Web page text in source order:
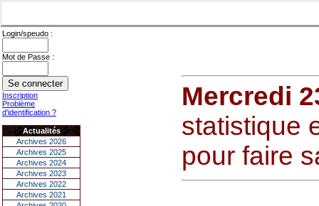
Login/speudo :
Mot de Passe :
Inscription
Problème
d'identification ?
Actualités
Archives 2026
Archives 2025
Archives 2024
Archives 2023
Archives 2022
Archives 2021
Mercredi
statistique
pour faire